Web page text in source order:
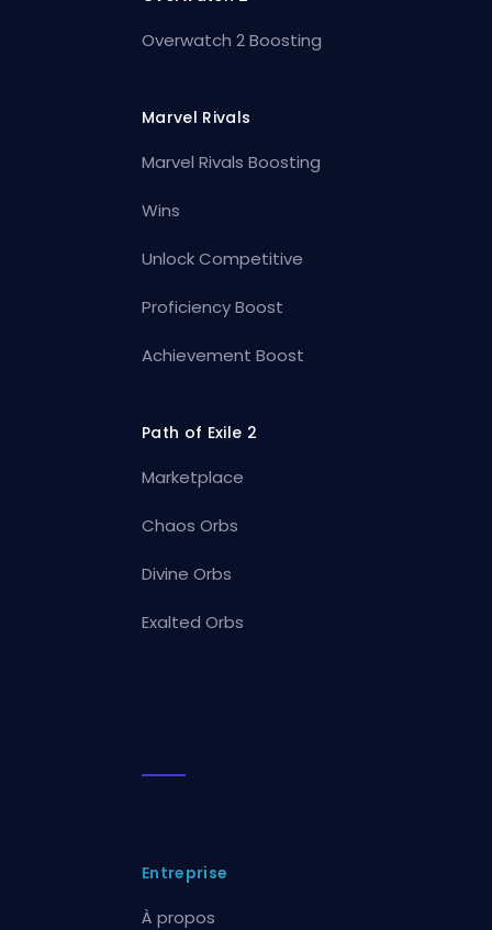
Overwatch 2 Boosting
Marvel Rivals
Marvel Rivals Boosting
Wins
Unlock Competitive
Proficiency Boost
Achievement Boost
Path of Exile 2
Marketplace
Chaos Orbs
Divine Orbs
Exalted Orbs
Entreprise
À propos